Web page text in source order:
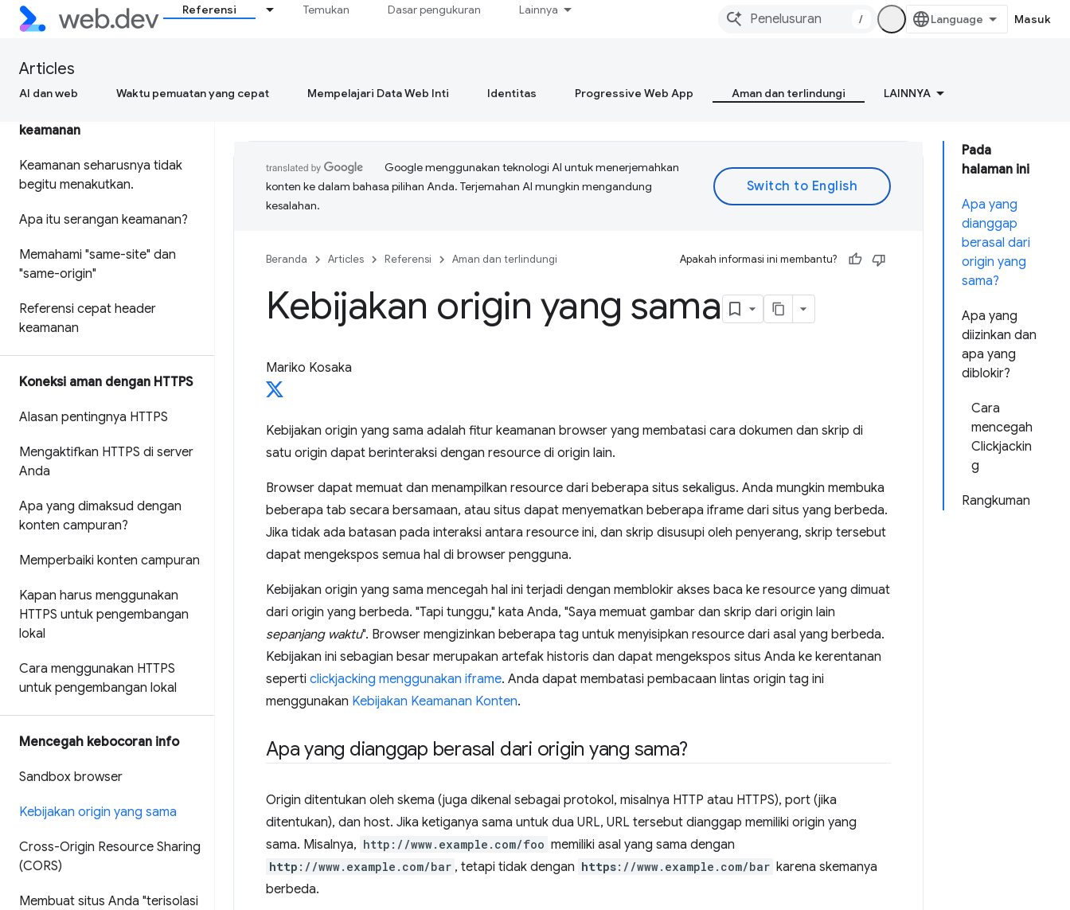
Referensi Temukan Dasar pengukuran Lainnya
/ Masuk
Articles
AI dan web Waktu pemuatan yang cepat Mempelajari Data Web Inti Identitas Progressive Web App Aman dan terlindungi LAINNYA
keamanan
Keamanan seharusnya tidak
begitu menakutkan.
Apa itu serangan keamanan?
Memahami "same-site" dan
"same-origin"
Referensi cepat header
keamanan
Koneksi aman dengan HTTPS
Alasan pentingnya HTTPS
Mengaktifkan HTTPS di server
Anda
Apa yang dimaksud dengan
konten campuran?
Memperbaiki konten campuran
Kapan harus menggunakan
HTTPS untuk pengembangan
lokal
Cara menggunakan HTTPS
untuk pengembangan lokal
Mencegah kebocoran info
Sandbox browser
Kebijakan origin yang sama
Cross-Origin Resource Sharing
(CORS)
Membuat situs Anda "terisolasi
Pada
halaman ini
Apa yang
dianggap
berasal dari
origin yang
sama?
Apa yang
diizinkan dan
apa yang
diblokir?
Cara
mencegah
Clickjackin
g
Rangkuman
Google menggunakan teknologi AI untuk menerjemahkan
konten ke dalam bahasa pilihan Anda. Terjemahan AI mungkin mengandung
kesalahan.
Beranda Articles Referensi Aman dan terlindungi Apakah informasi ini membantu?
Kebijakan origin yang sama
Mariko Kosaka
Kebijakan origin yang sama adalah fitur keamanan browser yang membatasi cara dokumen dan skrip di
satu origin dapat berinteraksi dengan resource di origin lain.
Browser dapat memuat dan menampilkan resource dari beberapa situs sekaligus. Anda mungkin membuka
beberapa tab secara bersamaan, atau situs dapat menyematkan beberapa iframe dari situs yang berbeda.
Jika tidak ada batasan pada interaksi antara resource ini, dan skrip disusupi oleh penyerang, skrip tersebut
dapat mengekspos semua hal di browser pengguna.
Kebijakan origin yang sama mencegah hal ini terjadi dengan memblokir akses baca ke resource yang dimuat
dari origin yang berbeda. "Tapi tunggu," kata Anda, "Saya memuat gambar dan skrip dari origin lain
sepanjang waktu". Browser mengizinkan beberapa tag untuk menyisipkan resource dari asal yang berbeda.
Kebijakan ini sebagian besar merupakan artefak historis dan dapat mengekspos situs Anda ke kerentanan
seperti clickjacking menggunakan iframe. Anda dapat membatasi pembacaan lintas origin tag ini
menggunakan Kebijakan Keamanan Konten.
Apa yang dianggap berasal dari origin yang sama?
Origin ditentukan oleh skema (juga dikenal sebagai protokol, misalnya HTTP atau HTTPS), port (jika
ditentukan), dan host. Jika ketiganya sama untuk dua URL, URL tersebut dianggap memiliki origin yang
sama. Misalnya, http://www.example.com/foo memiliki asal yang sama dengan
http ://www.example.com/bar , tetapi tidak dengan https://www.example.com/bar karena skemanya
berbeda.